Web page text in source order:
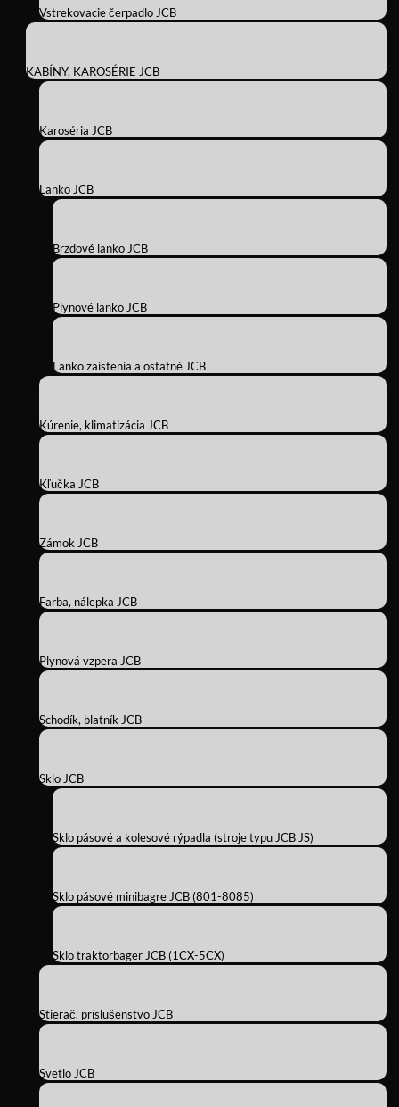
Vstrekovacie čerpadlo JCB
KABÍNY, KAROSÉRIE JCB
Karoséria JCB
Lanko JCB
Brzdové lanko JCB
Plynové lanko JCB
Lanko zaistenia a ostatné JCB
Kúrenie, klimatizácia JCB
Kľučka JCB
Zámok JCB
Farba, nálepka JCB
Plynová vzpera JCB
Schodík, blatník JCB
Sklo JCB
Sklo pásové a kolesové rýpadla (stroje typu JCB JS)
Sklo pásové minibagre JCB (801-8085)
Sklo traktorbager JCB (1CX-5CX)
Stierač, príslušenstvo JCB
Svetlo JCB